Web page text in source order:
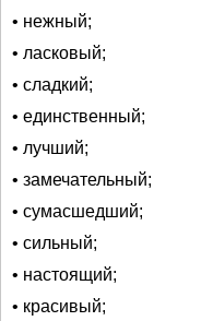
• нежный;
• ласковый;
• сладкий;
• единственный;
• лучший;
• замечательный;
• сумасшедший;
• сильный;
• настоящий;
• красивый;